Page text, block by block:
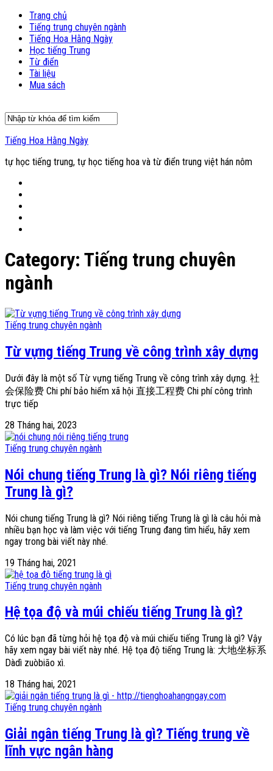
Trang chủ
Tiếng trung chuyên ngành
Tiếng Hoa Hằng Ngày
Học tiếng Trung
Từ điển
Tài liệu
Mua sách
Tiếng Hoa Hằng Ngày
tự học tiếng trung, tự học tiếng hoa và từ điển trung việt hán nôm
Category: Tiếng trung chuyên
ngành
Tiếng trung chuyên ngành
Từ vựng tiếng Trung về công trình xây dựng
Dưới đây là một số Từ vựng tiếng Trung về công trình xây dựng. 社
会保险费 Chi phí bảo hiểm xã hội 直接工程费 Chi phí công trình
trực tiếp
28 Tháng hai, 2023
Tiếng trung chuyên ngành
Nói chung tiếng Trung là gì? Nói riêng tiếng
Trung là gì?
Nói chung tiếng Trung là gì? Nói riêng tiếng Trung là gì là câu hỏi mà
nhiều bạn học và làm việc với tiếng Trung đang tìm hiểu, hãy xem
ngay trong bài viết này nhé.
19 Tháng hai, 2021
Tiếng trung chuyên ngành
Hệ tọa độ và múi chiếu tiếng Trung là gì?
Có lúc bạn đã từng hỏi hệ tọa độ và múi chiếu tiếng Trung là gì? Vậy
hãy xem ngay bài viết này nhé. Hệ tọa độ tiếng Trung là: 大地坐标系
Dàdì zuòbiāo xì.
18 Tháng hai, 2021
Tiếng trung chuyên ngành
Giải ngân tiếng Trung là gì? Tiếng trung về
lĩnh vực ngân hàng